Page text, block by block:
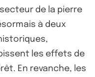
de la pierre
à deux
les effets de
En revanche, les